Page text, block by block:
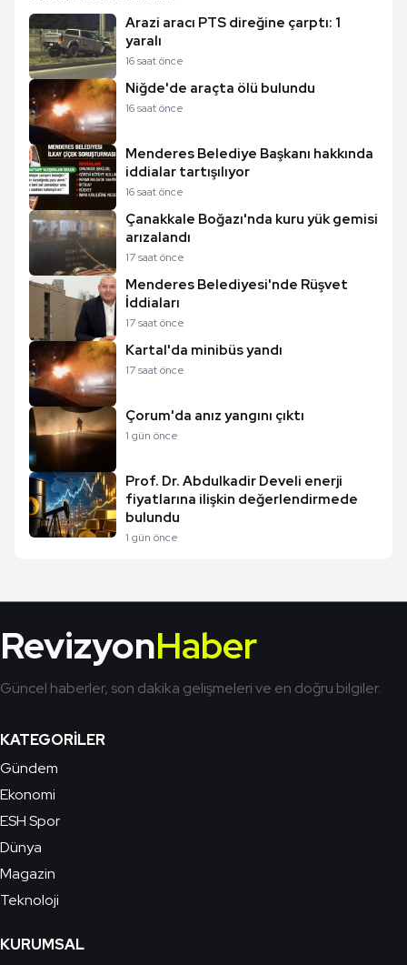
Arazi aracı PTS direğine çarptı: 1
yaralı
16 saat önce
Niğde'de araçta ölü bulundu
16 saat önce
Menderes Belediye Başkanı hakkında
iddialar tartışılıyor
16 saat önce
Çanakkale Boğazı'nda kuru yük gemisi
arızalandı
17 saat önce
Menderes Belediyesi'nde Rüşvet
İddiaları
17 saat önce
Kartal'da minibüs yandı
17 saat önce
Çorum'da anız yangını çıktı
1 gün önce
Prof. Dr. Abdulkadir Develi enerji
fiyatlarına ilişkin değerlendirmede
bulundu
1 gün önce
RevizyonHaber
Güncel haberler, son dakika gelişmeleri ve en doğru bilgiler.
KATEGORILER
Gündem
Ekonomi
ESH Spor
Dünya
Magazin
Teknoloji
KURUMSAL